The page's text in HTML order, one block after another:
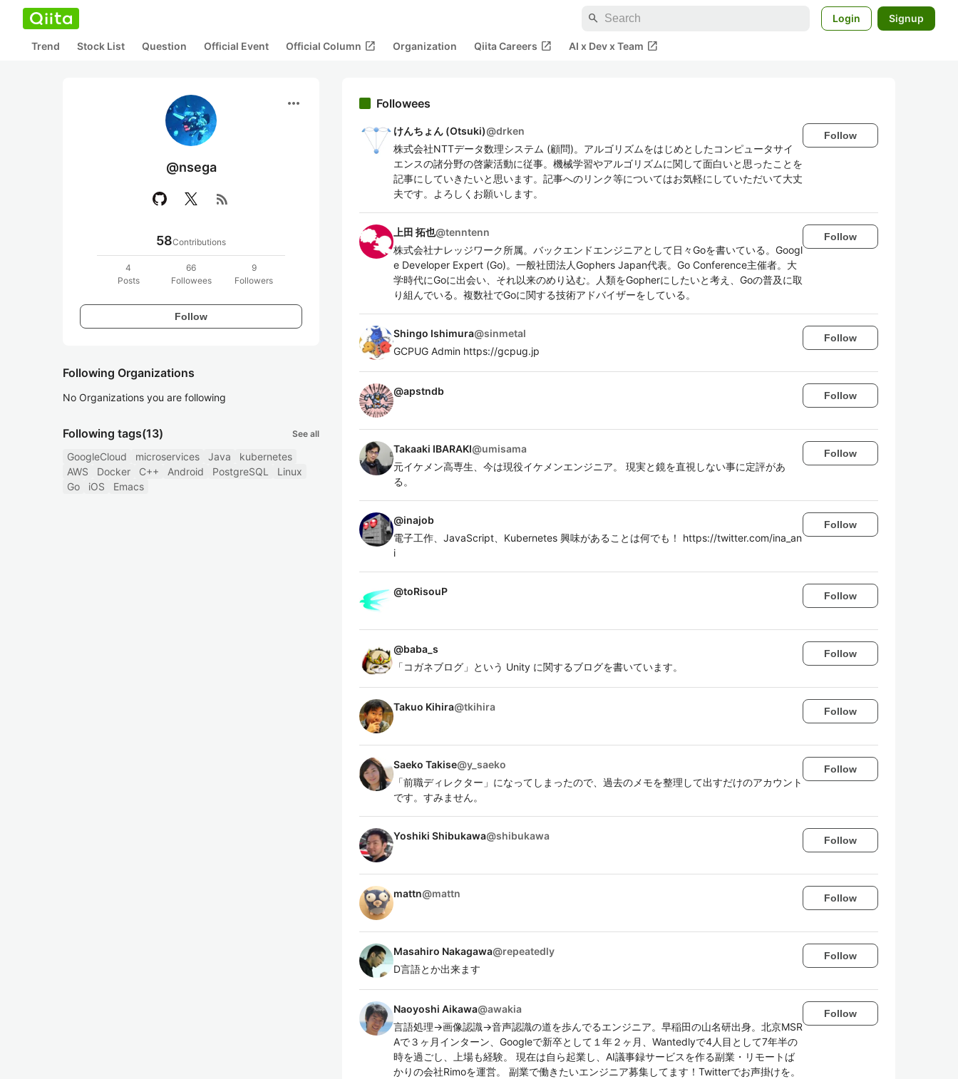
search Login Signup
Trend Stock List Question Official Event Official Column open_in_new Organization Qiita Careers open_in_new AI x Dev x Team open_in_new
more_horiz
@nsega
rss_feed
58Contributions
4
Posts
66
Followees
9
Followers
Follow
Following Organizations
No Organizations you are following
Following tags(13) See all
GoogleCloud microservices Java
kubernetes
AWS
Docker C++ Android PostgreSQL
Linux
Go
iOS Emacs
Followees
けんちょん (Otsuki)@drken
株式会社NTTデータ数理システム (顧問)。アルゴリズムをはじめとしたコンピュータサイ
エンスの諸分野の啓蒙活動に従事。機械学習やアルゴリズムに関して面白いと思ったことを
記事にしていきたいと思います。記事へのリンク等についてはお気軽にしていただいて大丈
夫です。よろしくお願いします。
Follow
上田 拓也@tenntenn
株式会社ナレッジワーク所属。バックエンドエンジニアとして日々Goを書いている。Googl
e Developer Expert (Go)。一般社団法人Gophers Japan代表。Go Conference主催者。大
学時代にGoに出会い、それ以来のめり込む。人類をGopherにしたいと考え、Goの普及に取
り組んでいる。複数社でGoに関する技術アドバイザーをしている。
Follow
Shingo Ishimura@sinmetal
GCPUG Admin https://gcpug.jp
Follow
@apstndb Follow
Takaaki IBARAKI@umisama
元イケメン高専生、今は現役イケメンエンジニア。 現実と鏡を直視しない事に定評があ
る。
Follow
@inajob
電子工作、JavaScript、Kubernetes 興味があることは何でも！ https://twitter.com/ina_an
i
Follow
@toRisouP Follow
@baba_s
「コガネブログ」という Unity に関するブログを書いています。
Follow
Takuo Kihira@tkihira Follow
Saeko Takise@y_saeko
「前職ディレクター」になってしまったので、過去のメモを整理して出すだけのアカウント
です。すみません。
Follow
Yoshiki Shibukawa@shibukawa Follow
mattn@mattn Follow
Masahiro Nakagawa@repeatedly
D言語とか出来ます
Follow
Naoyoshi Aikawa@awakia
言語処理→画像認識→音声認識の道を歩んでるエンジニア。早稲田の山名研出身。北京MSR
Aで３ヶ月インターン、Googleで新卒として１年２ヶ月、Wantedlyで4人目として7年半の
時を過ごし、上場も経験。 現在は自ら起業し、AI議事録サービスを作る副業・リモートば
かりの会社Rimoを運営。 副業で働きたいエンジニア募集してます！Twitterでお声掛けを。
Follow